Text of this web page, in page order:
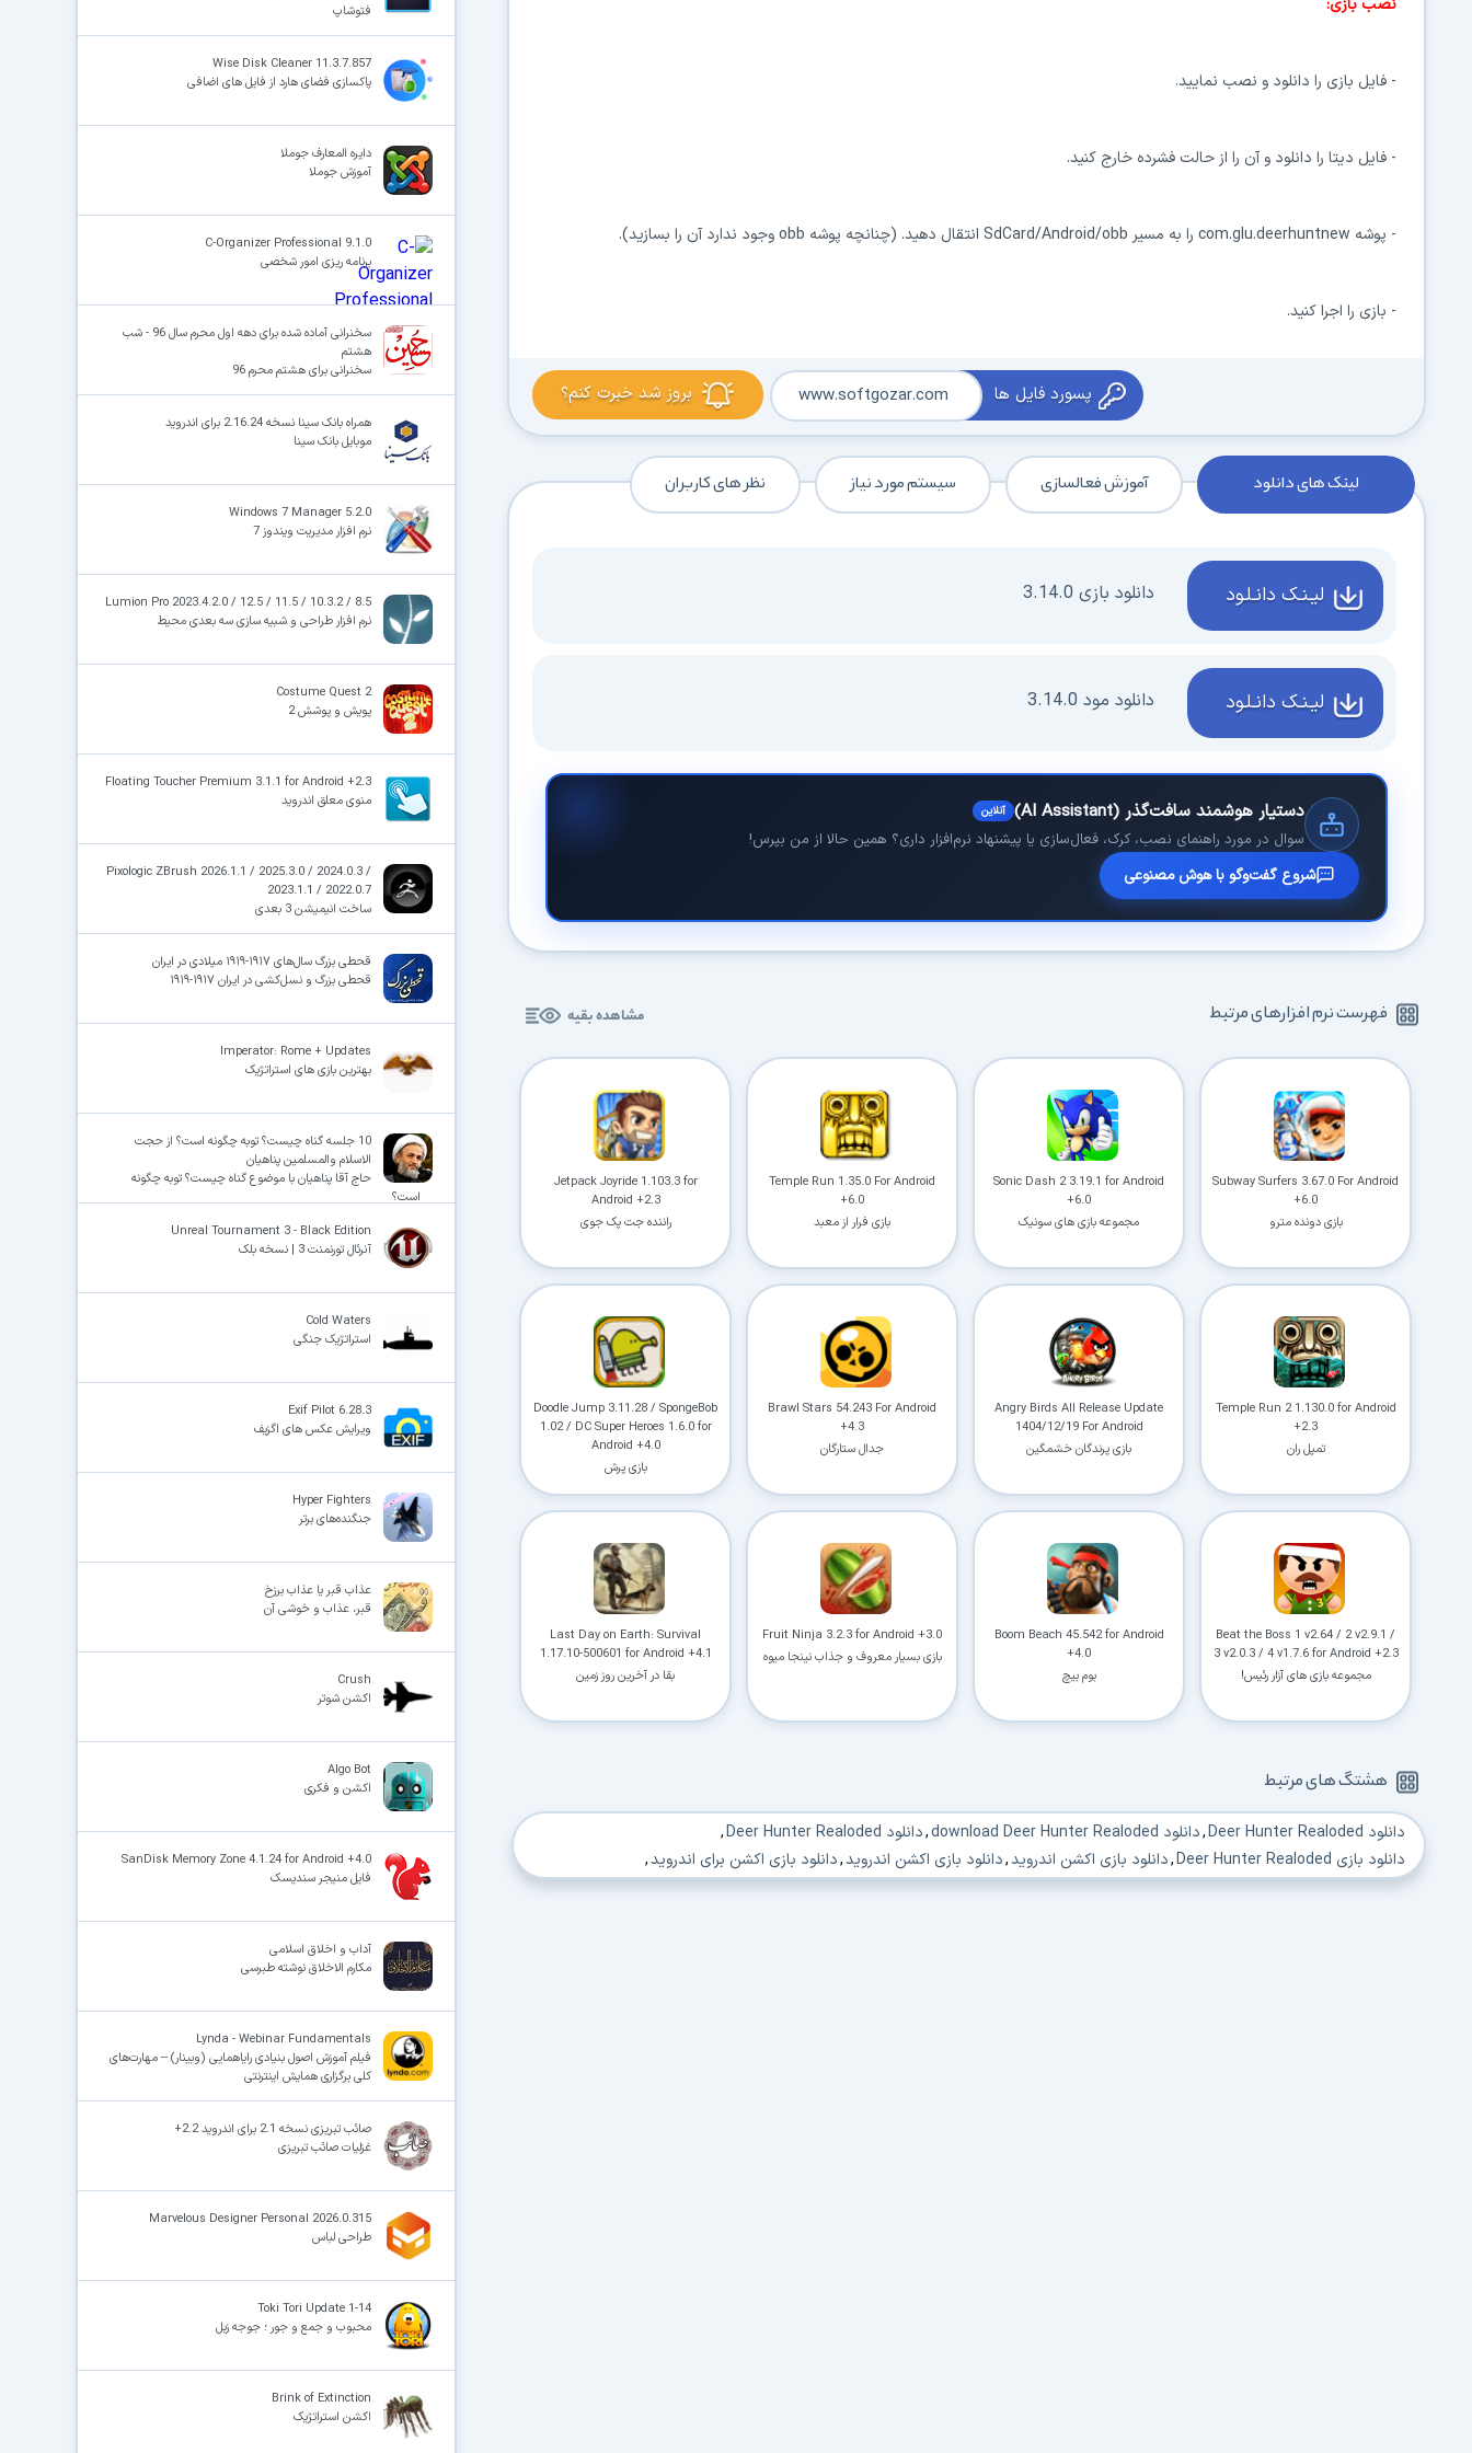
نصب بازی:
- فایل بازی را دانلود و نصب نمایید.
- فایل دیتا را دانلود و آن را از حالت فشرده خارج کنید.
- پوشه com.glu.deerhuntnew را به مسیر SdCard/Android/obb انتقال دهید. (چنانچه پوشه obb وجود ندارد آن را بسازید).
- بازی را اجرا کنید.
بروز شد خبرت کنم؟ پسورد فایل ها www.softgozar.com
لینک های دانلود آموزش فعالسازی سیستم مورد نیاز نظر های کاربران
لیـنـک دانـلـود دانلود بازی 3.14.0
لیـنـک دانـلـود دانلود مود 3.14.0
دستیار هوشمند سافت‌گذر (AI Assistant) آنلاین
سوال در مورد راهنمای نصب، کرک، فعال‌سازی یا پیشنهاد نرم‌افزار داری؟ همین حالا از من بپرس!
شروع گفت‌وگو با هوش مصنوعی
فهرست نرم افزارهای مرتبط مشاهده بقیه
Subway Surfers 3.67.0 For Android
+6.0
بازی دونده مترو
Sonic Dash 2 3.19.1 for Android
+6.0
مجموعه بازی های سونیک
Temple Run 1.35.0 For Android
+6.0
بازی فرار از معبد
Jetpack Joyride 1.103.3 for
Android +2.3
راننده جت پک جوی
Temple Run 2 1.130.0 for Android
+2.3
تمپل ران
Angry Birds All Release Update
1404/12/19 For Android
بازی پرندگان خشمگین
Brawl Stars 54.243 For Android
+4.3
جدال ستارگان
Doodle Jump 3.11.28 / SpongeBob
1.02 / DC Super Heroes 1.6.0 for
Android +4.0
بازی پرش
Beat the Boss 1 v2.64 / 2 v2.9.1 /
3 v2.0.3 / 4 v1.7.6 for Android +2.3
مجموعه بازی های آزار رئیس!
Boom Beach 45.542 for Android
+4.0
بوم بیچ
Fruit Ninja 3.2.3 for Android +3.0
بازی بسیار معروف و جذاب نینجا میوه
Last Day on Earth: Survival
1.17.10-500601 for Android +4.1
بقا در آخرین روز زمین
هشتگ های مرتبط
دانلود Deer Hunter Realoded ,دانلود download Deer Hunter Realoded ,دانلود Deer Hunter Realoded
,
دانلود بازی Deer Hunter Realoded
,دانلود بازی اکشن اندروید,دانلود بازی اکشن اندروید,دانلود بازی اکشن برای اندروید,
فتوشاپ
Wise Disk Cleaner 11.3.7.857
پاکسازی فضای هارد از فایل های اضافی
دایره المعارف جوملا
آموزش جوملا
C-Organizer Professional 9.1.0
برنامه ریزی امور شخصی
سخنرانی آماده شده برای دهه اول محرم سال 96 - شب
هشتم
سخنرانی برای هشتم محرم 96
همراه بانک سینا نسخه 2.16.24 برای اندروید
موبایل بانک سینا
Windows 7 Manager 5.2.0
نرم افزار مدیریت ویندوز 7
Lumion Pro 2023.4.2.0 / 12.5 / 11.5 / 10.3.2 / 8.5
نرم افزار طراحی و شبیه سازی سه بعدی محیط
Costume Quest 2
پویش و پوشش 2
Floating Toucher Premium 3.1.1 for Android +2.3
منوی معلق اندروید
Pixologic ZBrush 2026.1.1 / 2025.3.0 / 2024.0.3 /
2023.1.1 / 2022.0.7
ساخت انیمیشن 3 بعدی
قحطی بزرگ سال‌های ۱۹۱۷-۱۹۱۹ میلادی در ایران
قحطی بزرگ و نسل‌کشی در ایران ۱۹۱۷-۱۹۱۹
Imperator: Rome + Updates
بهترین بازی های استراتژیک
10 جلسه گناه چیست؟ توبه چگونه است؟ از حجت
الاسلام والمسلمین پناهیان
حاج آقا پناهیان با موضوع گناه چیست؟ توبه چگونه
است؟
Unreal Tournament 3 - Black Edition
آنرئال تورنمنت 3 | نسخه بلک
Cold Waters
استراتژیک جنگی
Exif Pilot 6.28.3
ویرایش عکس های اگزیف
Hyper Fighters
جنگنده‌های برتر
عذاب قبر یا عذاب برزخ
قبر، عذاب و خوشی آن
Crush
اکشن شوتر
Algo Bot
اکشن و فکری
SanDisk Memory Zone 4.1.24 for Android +4.0
فایل منیجر سندیسک
آداب و اخلاق اسلامی
مکارم الاخلاق نوشته طبرسی
Lynda - Webinar Fundamentals
فیلم آموزش اصول بنیادی رایاهمایی (وبینار) – مهارت‌های
کلی برگزاری همایش‌ اینترنتی
صائب تبریزی نسخه 2.1 برای اندروید 2.2+
غزلیات صائب تبریزی
Marvelous Designer Personal 2026.0.315
طراحی لباس
Toki Tori Update 1-14
محبوب و جمع و جور ؛ جوجه زبل
Brink of Extinction
اکشن استراتژیک
دستیار هوشمند AI (ویژه اعضای VIP)
✓ حداکثر سرعت پهنای باند:استفاده از تمام سرعت اینترنت با ۳۲ کانکشن
ادامه دانلود پس از قطع اینترنت و دانلود موازی چند فایل
آرشیو کامل نسخه‌ها:دسترسی به تمام نسخه‌های قدیمی نرم‌افزارها
⚡ ارتقا به حساب VIP و دانلود فوری
⭐فقط کمتر از روزی 1,093 تومان (معادل ماهیانه 33,250 تومان در اشتراک یک‌ساله)
قبلاً عضو شدم — ورود به حساب کاربری